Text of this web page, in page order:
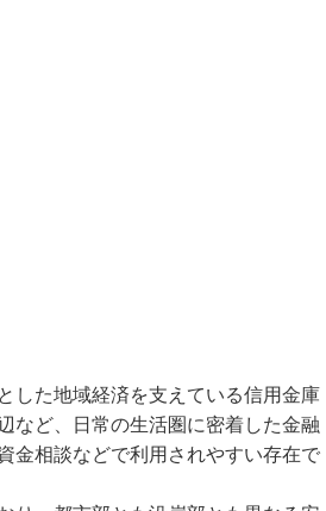
した地域経済を支えている信用金庫
など、日常の生活圏に密着した金融
金相談などで利用されやすい存在で